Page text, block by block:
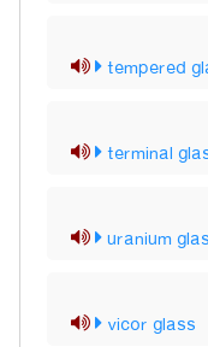
tempered
terminal
uranium
vicor glass